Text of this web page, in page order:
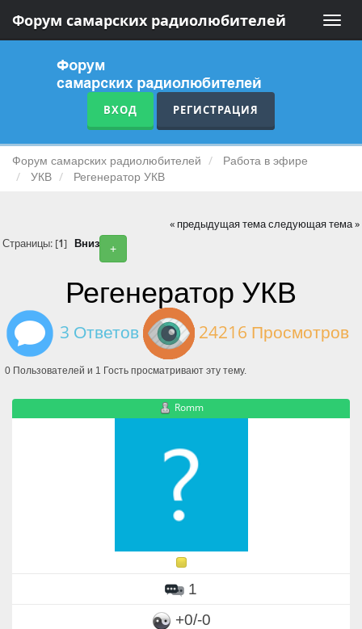
Toggle
Форум самарских радиолюбителей
ВХОД РЕГИСТРАЦИЯ
Форум самарских радиолюбителей
Работа в эфире
УКВ
Регенератор УКВ
« предыдущая темаследующая тема »
+
Страницы: [1] Вниз
Регенератор УКВ
3 Ответов 24216 Просмотров
0 Пользователей и 1 Гость просматривают эту тему.
Romm
1
+0/-0